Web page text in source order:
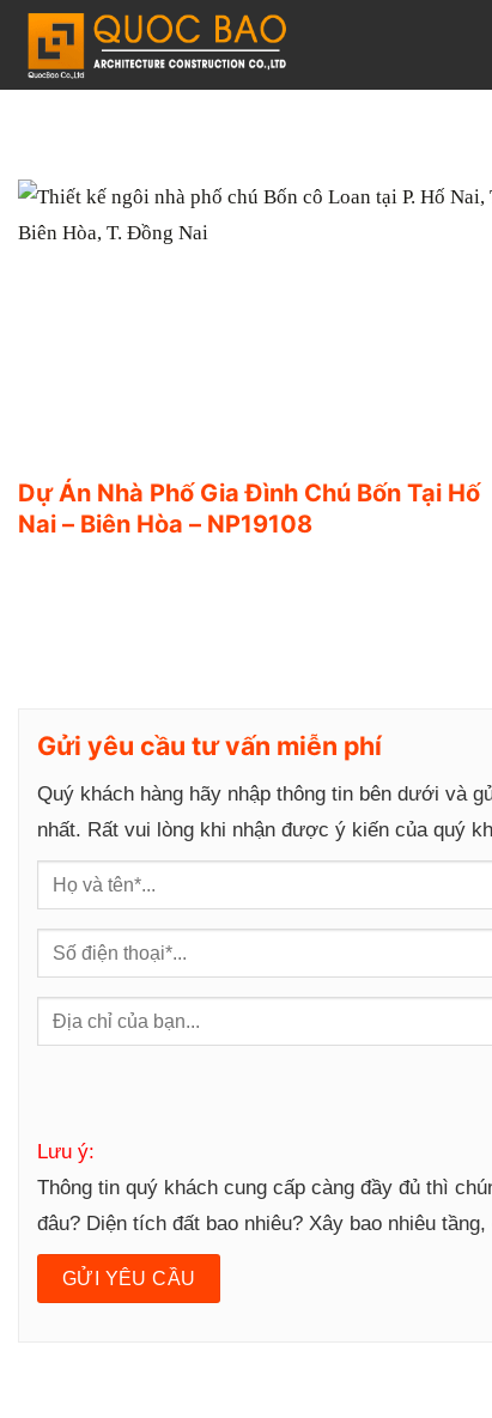
u
Dự Án Nhà Phố Gia Đình Chú Bốn Tại Hố
Nai – Biên Hòa – NP19108
Gửi yêu cầu tư vấn miễn phí
Quý khách hàng hãy nhập thông tin bên dưới và
nhất. Rất vui lòng khi nhận được ý kiến của quý
Lưu ý:
Thông tin quý khách cung cấp càng đầy đủ thì
đâu? Diện tích đất bao nhiêu? Xây bao nhiêu